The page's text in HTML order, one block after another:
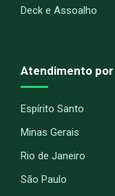
Deck e Assoalho
Atendimento
Espírito Santo
Minas Gerais
Rio de Janeiro
São Paulo